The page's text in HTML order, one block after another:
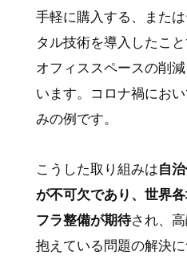
手軽に購入する、また
タル技術を導入したこ
オフィススペースの削
います。コロナ禍にお
みの例です。
こうした取り組みは自
が不可欠であり、世界
フラ整備が期待され、
抱えている問題の解決に